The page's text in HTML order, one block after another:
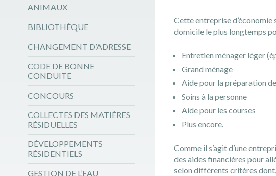
ANIMAUX
BIBLIOTHÈQUE
CHANGEMENT D’ADRESSE
CODE DE BONNE
CONDUITE
CONCOURS
COLLECTES DES MATIÈRES
RÉSIDUELLES
DÉVELOPPEMENTS
RÉSIDENTIELS
GESTION DE L’EAU
Cette entreprise
domicile le plus longtemps
Entretien ménager léger
Grand ménage
Aide pour la préparation
Soins à la personne
Aide pour les courses
Plus encore.
Comme il s’agit d’une
des aides financières pour
selon différents critères